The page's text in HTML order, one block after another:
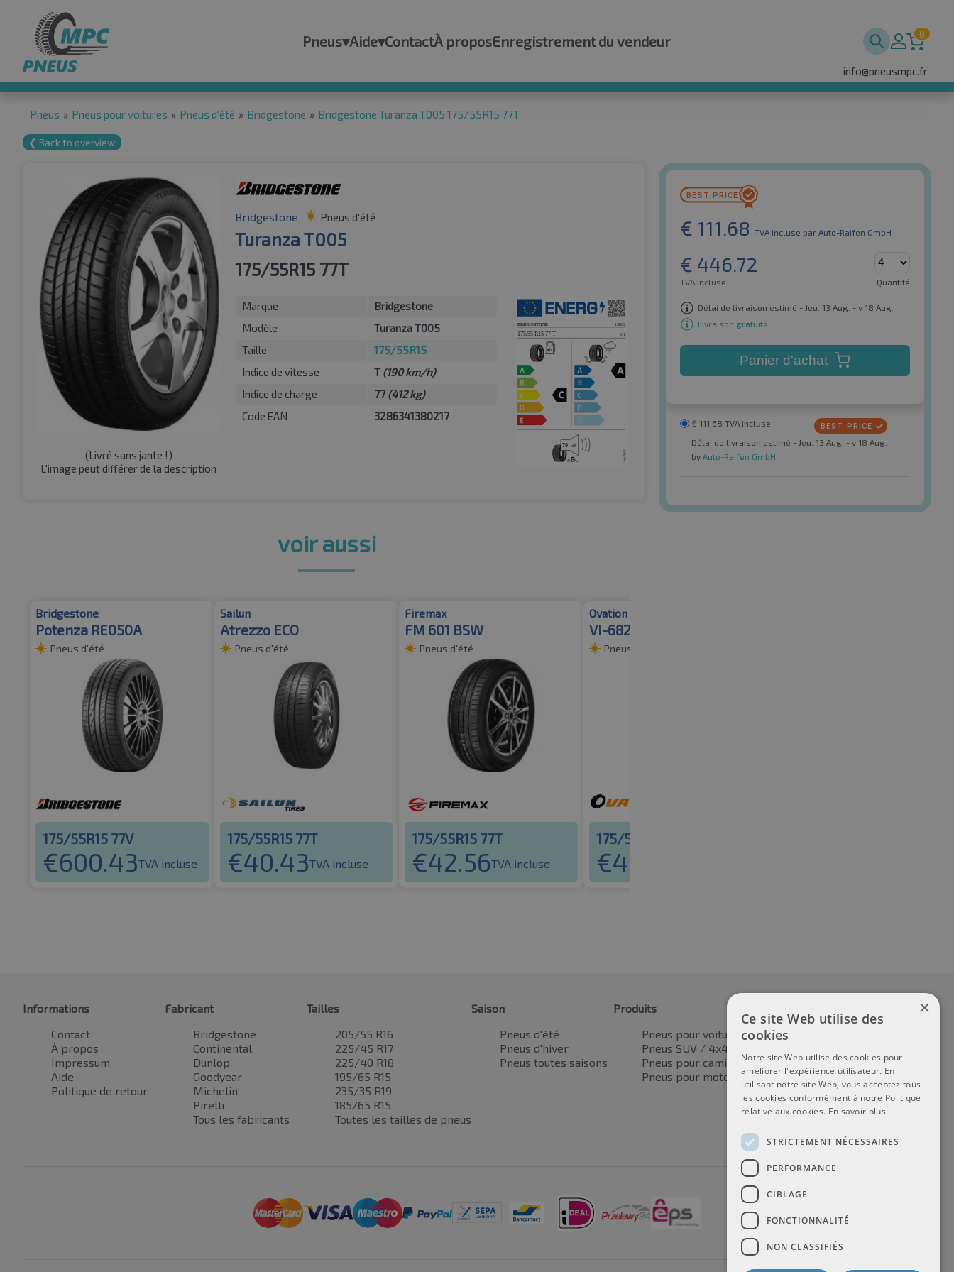
Pneus▾Aide▾ContactÀ proposEnregistrement du vendeur 0
info@pneusmpc.fr
Pneus » Pneus pour voitures » Pneus d'été » Bridgestone » Bridgestone Turanza T005 175/55R15 77T
❮ Back to overview
(Livré sans jante !)
L'image peut différer de la description
Bridgestone Pneus d'été
Turanza T005
175/55R15 77T
Marque
Bridgestone
Modèle
Turanza T005
Taille
175/55R15
Indice de vitesse
T (190 km/h)
Indice de charge
77 (412 kg)
Code EAN
3286341380217
€ 111.68 TVA incluse par Auto-Raifen GmbH
€ 446.72
TVA incluse Quantité
Délai de livraison estimé - Jeu. 13 Aug. - v 18 Aug.
Livraison gratuite
Panier d'achat
€ 111.68 TVA incluse
Délai de livraison estimé - Jeu. 13 Aug. - v 18 Aug.
by Auto-Raifen GmbH
voir aussi
Bridgestone
Potenza RE050A
Pneus d'été
175/55R15 77V
€600.43TVA incluse
Sailun
Atrezzo ECO
Pneus d'été
175/55R15 77T
€40.43TVA incluse
Firemax
FM 601 BSW
Pneus d'été
175/55R15 77T
€42.56TVA incluse
Ovation
VI-682 Ecovision
Pneus d'été
175/55R15 77T
€43.45
Informations
Contact
À propos
Impressum
Aide
Politique de retour
Fabricant
Bridgestone
Continental
Dunlop
Goodyear
Michelin
Pirelli
Tous les fabricants
Tailles
205/55 R16
225/45 R17
225/40 R18
195/65 R15
235/35 R19
185/65 R15
Toutes les tailles de pneus
Saison
Pneus d'été
Pneus d'hiver
Pneus toutes saisons
Produits
Pneus pour voitures
Pneus SUV / 4x4
Pneus pour camionnettes
Pneus pour motos
×
Ce site Web utilise des
cookies
Notre site Web utilise des cookies pour
améliorer l'expérience utilisateur. En
utilisant notre site Web, vous acceptez tous
les cookies conformément à notre Politique
relative aux cookies. En savoir plus
STRICTEMENT NÉCESSAIRES
PERFORMANCE
CIBLAGE
FONCTIONNALITÉ
NON CLASSIFIÉS